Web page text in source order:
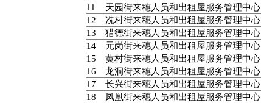
11
天园街来穗人员和出租屋服务管理中心
12
冼村街来穗人员和出租屋服务管理中心
13
猎德街来穗人员和出租屋服务管理中心
14
元岗街来穗人员和出租屋服务管理中心
15
黄村街来穗人员和出租屋服务管理中心
16
龙洞街来穗人员和出租屋服务管理中心
17
长兴街来穗人员和出租屋服务管理中心
18
凤凰街来穗人员和出租屋服务管理中心